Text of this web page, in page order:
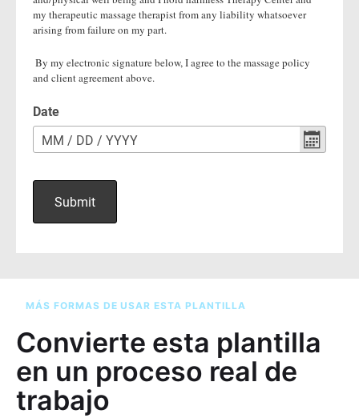
MÁS FORMAS DE USAR ESTA PLANTILLA
Convierte esta plantilla
en un proceso real de
trabajo